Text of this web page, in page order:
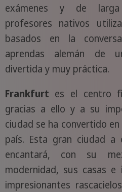
exámenes y de
profesores nativos
basados en la
aprendas alemán de
divertida y muy práctica.
Frankfurt es el centro
gracias a ello y a su
ciudad se ha convertido
país. Esta gran ciudad
encantará, con su
modernidad, sus casas
impresionantes